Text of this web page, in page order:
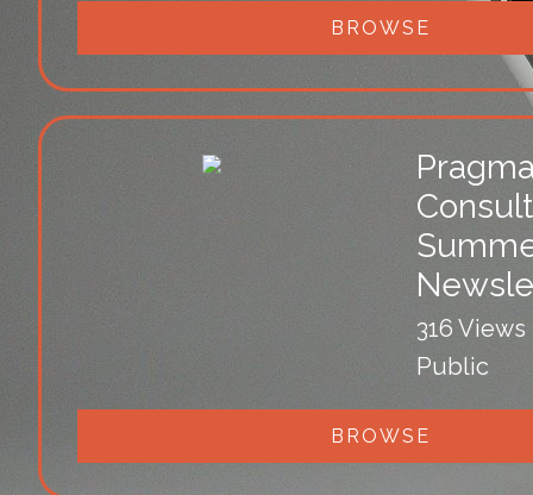
BROWSE
316 Views
Public
BROWSE